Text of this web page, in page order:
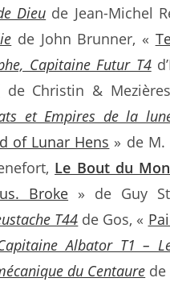
Dieu de Jean-Michel
de John Brunner, «
Capitaine Futur T4
de Christin &
et Empires de la
of Lunar Hens » de M.
Le Bout du
Broke » de Guy
T44 de Gos, «
Albator T1 –
du Centaure de